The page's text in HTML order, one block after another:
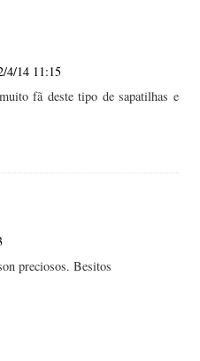
4/14 11:15
fã deste tipo de sapatilhas e
preciosos. Besitos